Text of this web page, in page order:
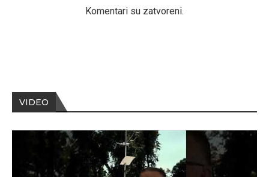
Komentari su zatvoreni.
VIDEO